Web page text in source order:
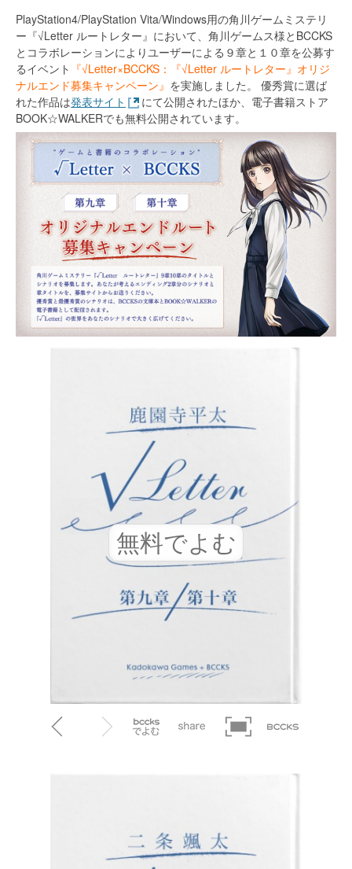
PlayStation4/PlayStation Vita/Windows用の角川ゲームミステリ
ー『√Letter ルートレター』において、角川ゲームス様とBCCKS
とコラボレーションによりユーザーによる９章と１０章を公募す
るイベント 『√Letter×BCCKS：『√Letter ルートレター』オリジ
ナルエンド募集キャンペーン』 を実施しました。 優秀賞に選ば
れた作品は発表サイト
にて公開されたほか、電子書籍ストア
BOOK☆WALKERでも無料公開されています。